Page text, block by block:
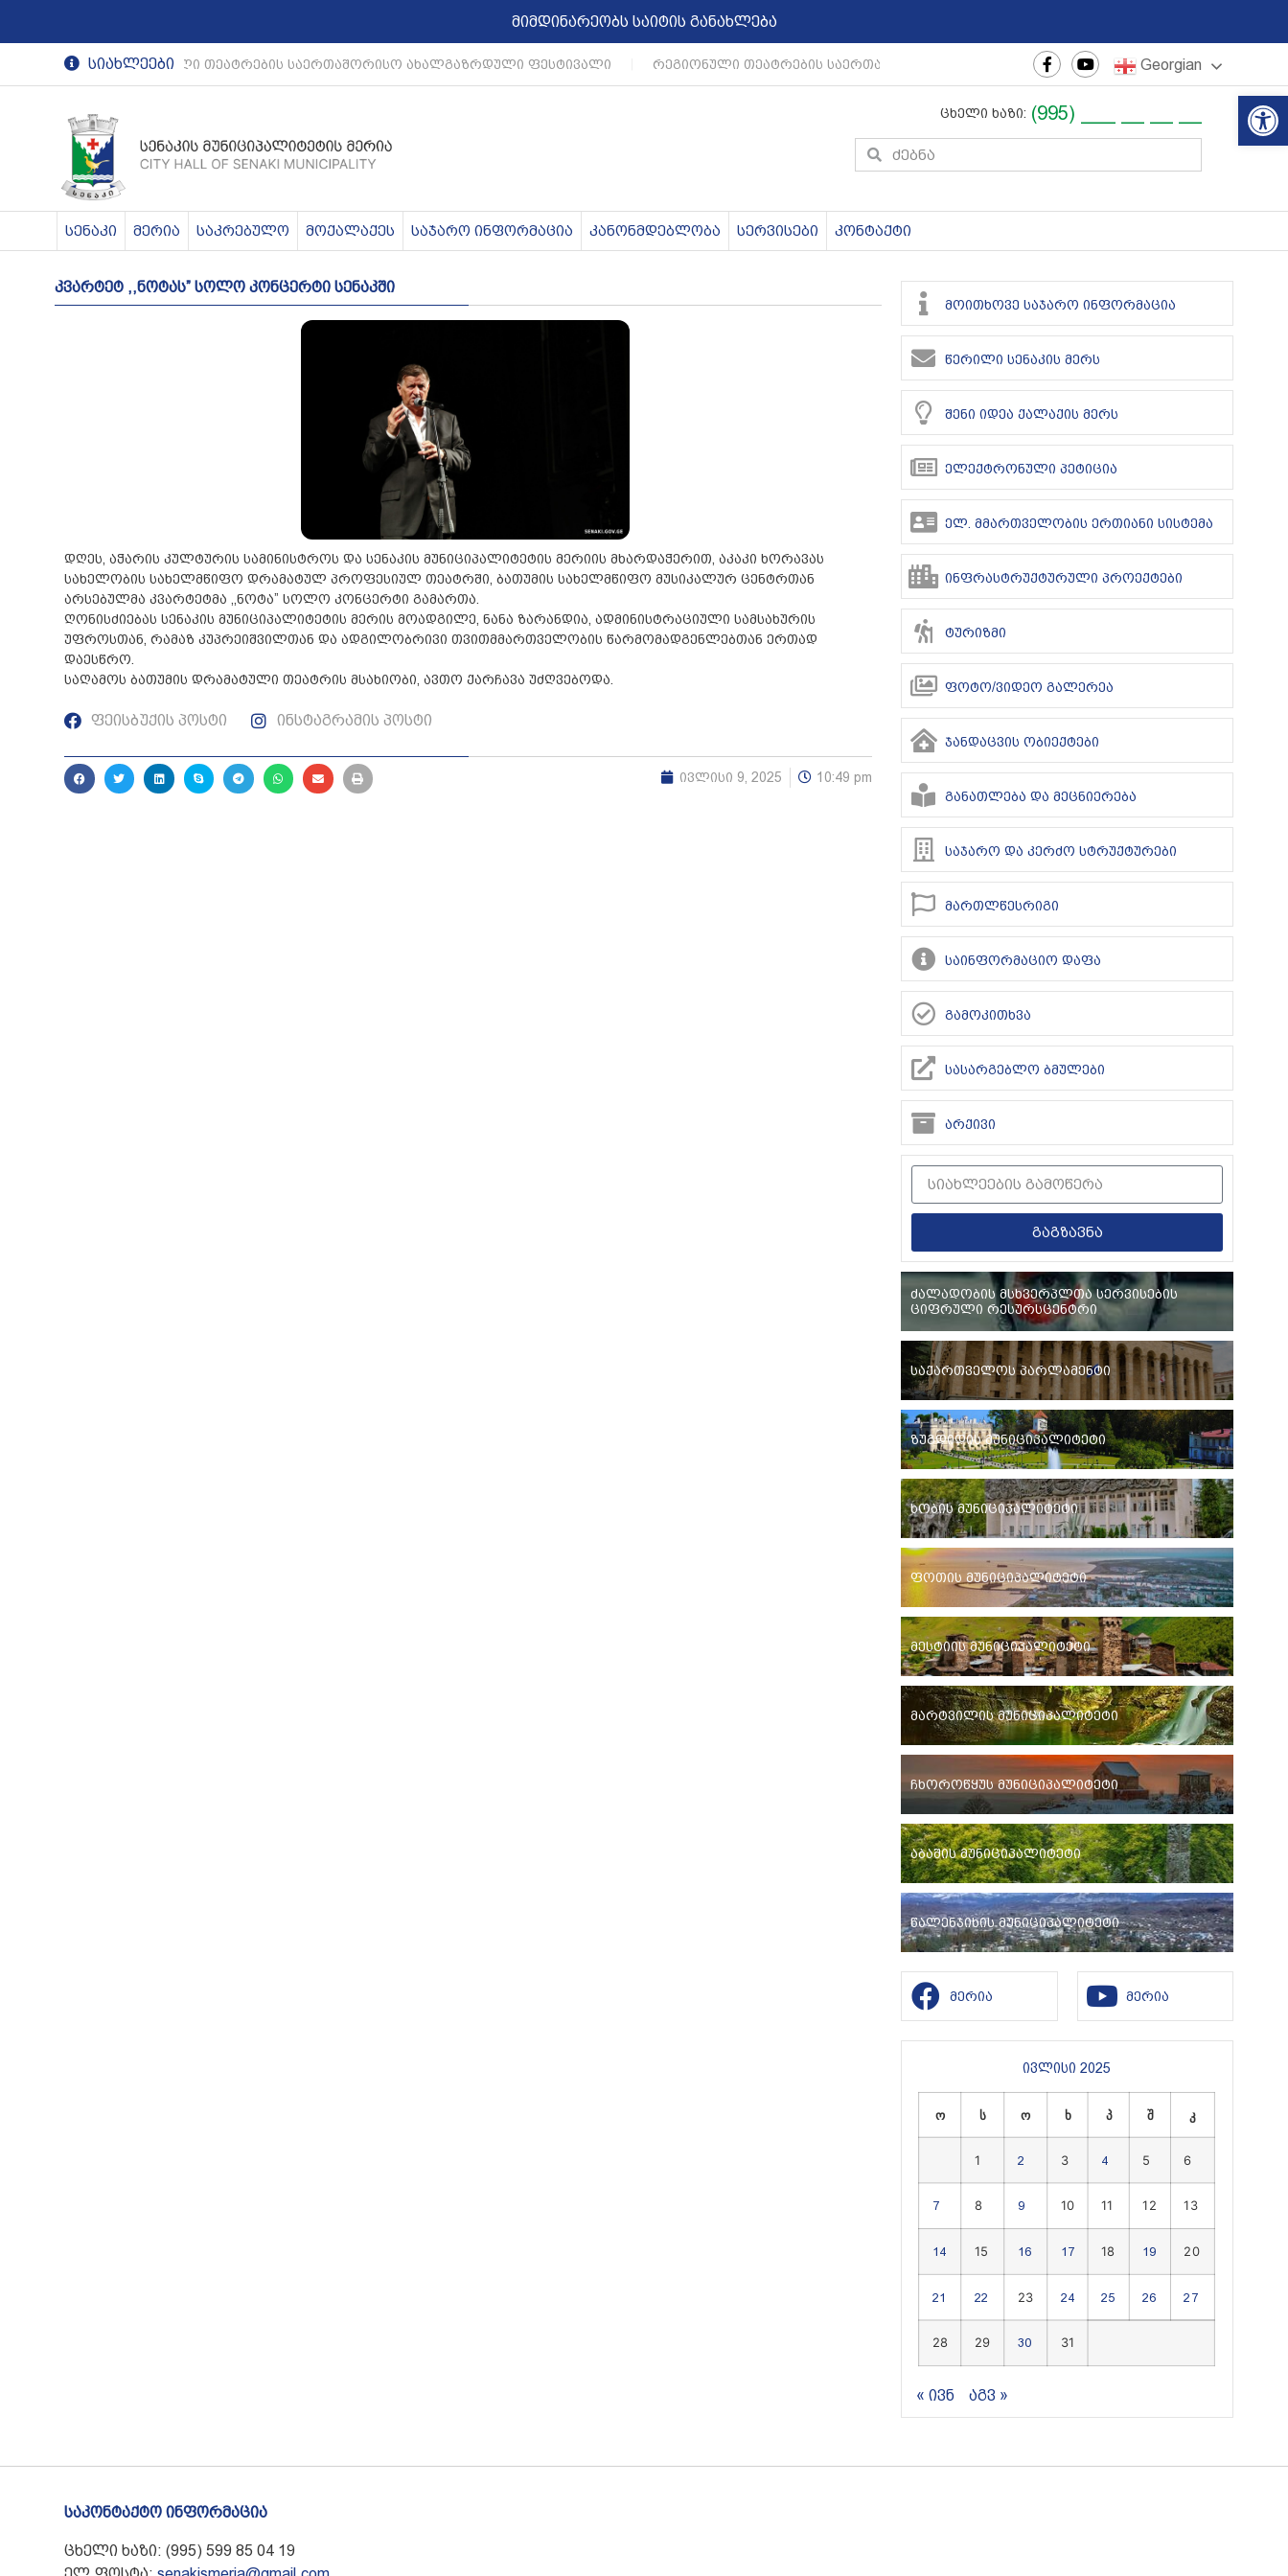
მიმდინარეობს საიტის განახლება
სიახლეები
რეგიონული თეატრების საერთაშორისო ახალგაზრდული ფესტივალი რეგიონული თეატრების საერთაშორისო ახალგაზრდული ფესტივალი | რეგიონული
Georgian
ცხელი ხაზი: (995) ___ __ __ __
სენაკი მერია საკრებულო მოქალაქეს საჯარო ინფორმაცია კანონმდებლობა სერვისები კონტაქტი
კვარტეტ ,,ნოტას” სოლო კონცერტი სენაკში
დღეს, აჭარის კულტურის სამინისტროს და სენაკის მუნიციპალიტეტის მერიის მხარდაჭერით, აკაკი ხორავას
სახელობის სახელმწიფო დრამატულ პროფესიულ თეატრში, ბათუმის სახელმწიფო მუსიკალურ ცენტრთან
არსებულმა კვარტეტმა ,,ნოტა” სოლო კონცერტი გამართა.
ღონისძიებას სენაკის მუნიციპალიტეტის მერის მოადგილე, ნანა ზარანდია, ადმინისტრაციული სამსახურის
უფროსთან, რამაზ კუპრეიშვილთან და ადგილობრივი თვითმმართველობის წარმომადგენლებთან ერთად
დაესწრო.
საღამოს ბათუმის დრამატული თეატრის მსახიობი, ავთო ქარჩავა უძღვებოდა.
ფეისბუქის პოსტი ინსტაგრამის პოსტი
ივლისი 9, 2025 10:49 pm
მოითხოვე საჯარო ინფორმაცია
წერილი სენაკის მერს
შენი იდეა ქალაქის მერს
ელექტრონული პეტიცია
ელ. მმართველობის ერთიანი სისტემა
ინფრასტრუქტურული პროექტები
ტურიზმი
ფოტო/ვიდეო გალერეა
ჯანდაცვის ობიექტები
განათლება და მეცნიერება
საჯარო და კერძო სტრუქტურები
მართლწესრიგი
საინფორმაციო დაფა
გამოკითხვა
სასარგებლო ბმულები
არქივი
გაგზავნა
ძალადობის მსხვერპლთა სერვისების
ციფრული რესურსცენტრი
საქართველოს პარლამენტი
ზუგდიდის მუნიციპალიტეტი
ხობის მუნიციპალიტეტი
ფოთის მუნიციპალიტეტი
მესტიის მუნიციპალიტეტი
მარტვილის მუნიციპალიტეტი
ჩხოროწყუს მუნიციპალიტეტი
აბაშის მუნიციპალიტეტი
წალენჯიხის მუნიციპალიტეტი
მერია მერია
ივლისი 2025
ო ს ო ხ პ შ კ
1 2 3 4 5 6
7 8 9 10 11 12 13
14 15 16 17 18 19 20
21 22 23 24 25 26 27
28 29 30 31
« ივნ აგვ »
საკონტაქტო ინფორმაცია
ცხელი ხაზი: (995) 599 85 04 19